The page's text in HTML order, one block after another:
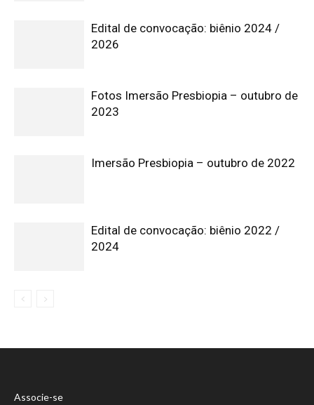
Edital de convocação: biênio 2024 /
2026
Fotos Imersão Presbiopia – outubro de
2023
Imersão Presbiopia – outubro de 2022
Edital de convocação: biênio 2022 /
2024
Associe-se